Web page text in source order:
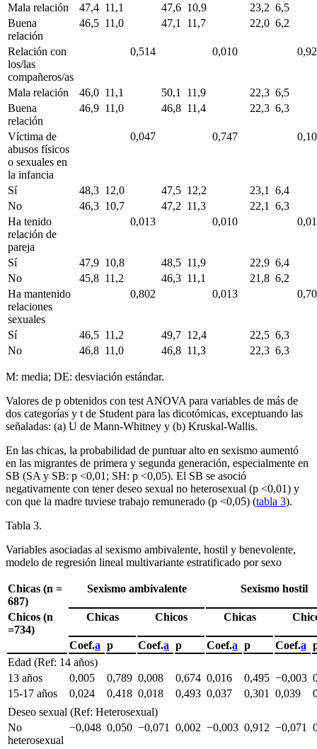
Mala relación 47,4 11,1 47,6 10,9 23,2 6,5
Buena
relación
46,5 11,0 47,1 11,7 22,0 6,2
Relación con
los/las
compañeros/as
0,514 0,010
Mala relación 46,0 11,1 50,1 11,9 22,3 6,5
Buena
relación
46,9 11,0 46,8 11,4 22,3 6,3
Víctima de
abusos físicos
o sexuales en
la infancia
0,047 0,747
Sí 48,3 12,0 47,5 12,2 23,1
6,4
No
46,3 10,7 47,2 11,3 22,1
6,3
Ha tenido
relación de
pareja
0,013 0,010
Sí 47,9 10,8 48,5 11,9 22,9 6,4
No
45,8 11,2 46,3 11,1 21,8 6,2
Ha mantenido
relaciones
sexuales
0,802 0,013
Sí 46,5 11,2 49,7 12,4 22,5 6,3
No
46,8 11,0 46,8 11,3 22,3 6,3
M: media; DE: desviación estándar.
Valores de p obtenidos con test ANOVA para variables de más de
dos categorías y t de Student para las dicotómicas, exceptuando las
señaladas: (a) U de Mann-Whitney y (b) Kruskal-Wallis.
En las chicas, la probabilidad de puntuar alto en sexismo aumentó
en las migrantes de primera y segunda generación, especialmente en
SB (SA y SB: p <0,01; SH: p <0,05). El SB se asoció
negativamente con tener deseo sexual no heterosexual (p <0,01) y
con que la madre tuviese trabajo remunerado (p <0,05) (tabla 3).
Tabla 3.
Variables asociadas al sexismo ambivalente, hostil y benevolente,
modelo de regresión lineal multivariante estratificado por sexo
Chicas (n =
687)
Sexismo ambivalente Sexismo hostil
Chicos (n
=734)
Chicas Chicos Chicas
Coef.a p Coef.a p Coef.a p Coef.a
Edad (Ref: 14 años)
13 años
0,005 0,789 0,008 0,674 0,016 0,495 −0,003
15-17 años
0,024 0,418 0,018 0,493 0,037 0,301 0,039
Deseo sexual (Ref: Heterosexual)
No
heterosexual
−0,048 0,050 −0,071 0,002 −0,003 0,912 −0,071